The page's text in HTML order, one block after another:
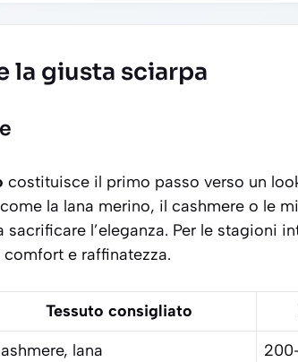
la giusta sciarpa
costituisce il primo passo verso un
la lana merino, il cashmere o le
l’eleganza. Per le stagioni
e raffinatezza.
Tessuto consigliato
lana